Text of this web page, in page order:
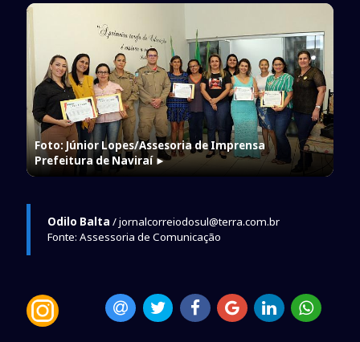
Foto: Júnior Lopes/Assesoria de Imprensa
Prefeitura de Naviraí►
Odilo Balta / jornalcorreiodosul@terra.com.br
Fonte: Assessoria de Comunicação